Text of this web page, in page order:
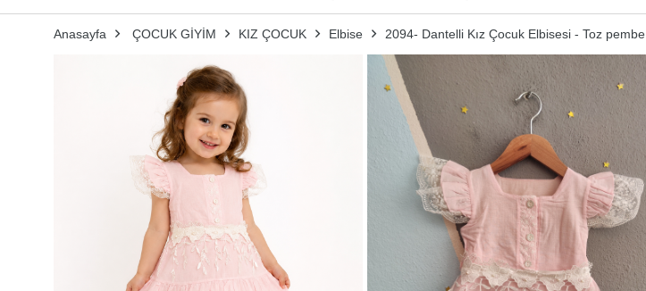
Anasayfa ÇOCUK GİYİM KIZ ÇOCUK Elbise 2094- Dantelli Kız Çocuk Elbisesi - Toz pembe